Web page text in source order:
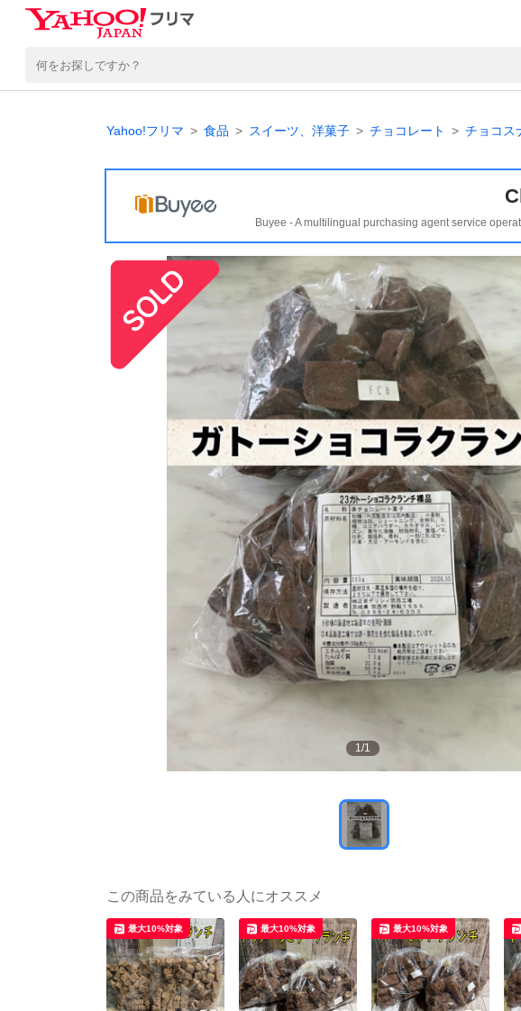
Yahoo!フリマ 食品 スイーツ、洋菓子 チョコレート チョコス
Buyee - A multilingual purchasing agent service
1/1
この商品をみている人にオススメ
最大10%対象 最大10%対象 最大10%対象